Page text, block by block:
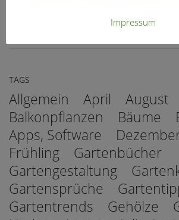
TAGS
Allgemein April
August
Balkonpflanzen
Bäume
Apps, Software
Frühling
Gartenbücher
Gartengestaltung
Gartensprüche
Gartentrends
Gehölze
Impressum